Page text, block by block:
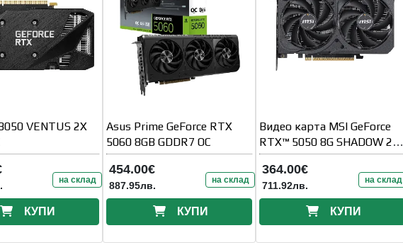
VENTUS 2X
на склад
КУПИ
Asus Prime GeForce RTX
5060 8GB GDDR7 OC
454.00€
887.95лв. на склад
КУПИ
Видео карта MSI GeForce
RTX™ 5050 8G SHADOW 2X
OC
364.00€
711.92лв. на склад
КУПИ